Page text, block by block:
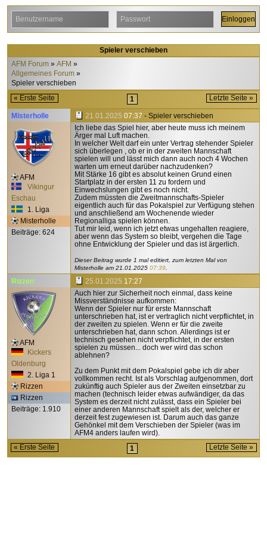
Spieler verschieben
AFM Forum
AFM
Allgemeines Forum
Spieler verschieben
« Erste Seite
1 Letzte Seite »
Misterholle
AFM
Vikingur
Eschau
1. Liga
Misterholle
Beiträge: 624
21.01.2025 07:37 - Spieler verschieben
Ich liebe das Spiel hier, aber heute muss ich meinem
Ärger mal Luft machen.
In welcher Welt darf ein unter Vertrag stehender Spieler
sich überlegen , ob er in der zweiten Mannschaft
spielen will und lässt mich dann auch noch 4 Wochen
warten um erneut darüber nachzudenken?
Mit Stärke 16 gibt es absolut keinen Grund einen
Startplatz in der ersten 11 zu fordern und
Einwechslungen gibt es noch nicht.
Zudem müssten die Zweitmannschafts-Spieler
eigentlich auch für das Pokalspiel zur Verfügung stehen
und anschließend am Wochenende wieder
Regionalliga spielen können.
Tut mir leid, wenn ich jetzt etwas ungehalten reagiere,
aber wenn das System so bleibt, vergehen die Tage
ohne Entwicklung der Spieler und das ist ärgerlich.
Dieser Beitrag wurde 1 mal editiert, zum letzten Mal von
Misterholle am 21.01.2025 07:39.
Rizzen
AFM
Kickers
Oldenburg
2. Liga 1
Rizzen
Rizzen
Beiträge: 1.910
25.01.2025 17:27
Auch hier zur Sicherheit noch einmal, dass keine
Missverständnisse aufkommen:
Wenn der Spieler nur für erste Mannschaft
unterschrieben hat, ist er vertraglich nicht verpflichtet, in
der zweiten zu spielen. Wenn er für die zweite
unterschrieben hat, dann schon. Allerdings ist er
technisch gesehen nicht verpflichtet, in der ersten
spielen zu müssen... doch wer wird das schon
ablehnen?
Zu dem Punkt mit dem Pokalspiel gebe ich dir aber
vollkommen recht. Ist als Vorschlag aufgenommen, dort
zukünftig auch Spieler aus der Zweiten einsetzbar zu
machen (technisch leider etwas aufwändiger, da das
System es derzeit nicht zulässt, dass ein Spieler bei
einer anderen Mannschaft spielt als der, welcher er
derzeit fest zugewiesen ist. Darum auch das ganze
Gehönkel mit dem Verschieben der Spieler (was im
AFM4 anders laufen wird).
« Erste Seite
1 Letzte Seite »